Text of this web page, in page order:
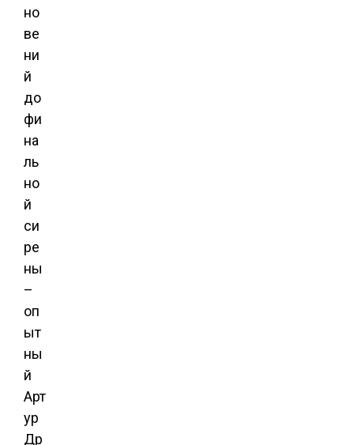
но
ве
ни
й
до
фи
на
ль
но
й
си
ре
ны
–
оп
ыт
ны
й
Арт
ур
Др